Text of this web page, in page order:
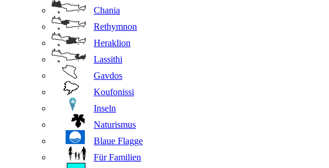
Chania
Rethymnon
Heraklion
Lassithi
Gavdos
Koufonissi
Inseln
Naturismus
Blaue Flagge
Für Familien